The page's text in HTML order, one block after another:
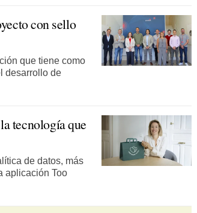
con sello
que tiene como
desarrollo de
tecnología que
de datos, más
aplicación Too